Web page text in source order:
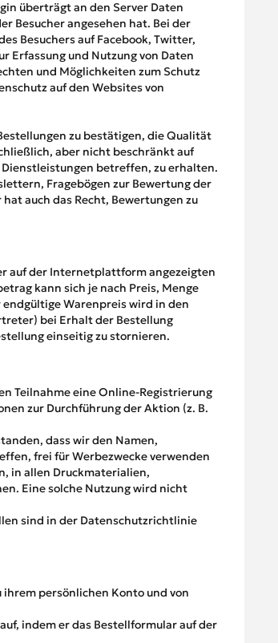
überträgt an den Server Daten
Besucher angesehen hat. Bei der
Besuchers auf Facebook, Twitter,
Erfassung und Nutzung von Daten
und Möglichkeiten zum Schutz
auf den Websites von
zu bestätigen, die Qualität
aber nicht beschränkt auf
betreffen, zu erhalten.
Fragebögen zur Bewertung der
auch das Recht, Bewertungen zu
auf der Internetplattform angezeigten
kann sich je nach Preis, Menge
Warenpreis wird in den
bei Erhalt der Bestellung
einseitig zu stornieren.
Teilnahme eine Online-Registrierung
zur Durchführung der Aktion (z. B.
dass wir den Namen,
frei für Werbezwecke verwenden
in allen Druckmaterialien,
Eine solche Nutzung wird nicht
sind in der Datenschutzrichtlinie
persönlichen Konto und von
indem er das Bestellformular auf der